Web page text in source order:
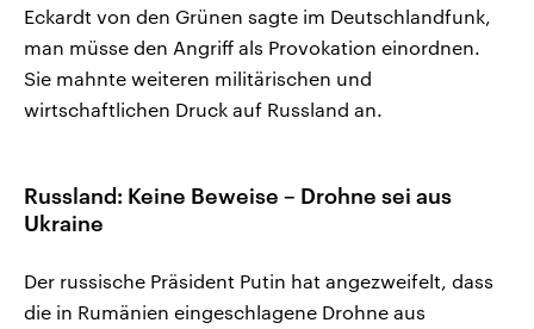
Eckardt von den Grünen sagte im Deutschlandfunk,
man müsse den Angriff als Provokation einordnen.
Sie mahnte weiteren militärischen und
wirtschaftlichen Druck auf Russland an.
Russland: Keine Beweise – Drohne sei aus
Ukraine
Der russische Präsident Putin hat angezweifelt, dass
die in Rumänien eingeschlagene Drohne aus